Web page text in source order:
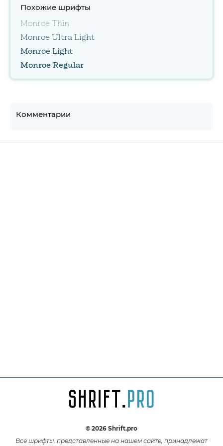
Похожие шрифты
Monroe Thin
Monroe Ultra Light
Monroe Light
Monroe Regular
Комментарии
© 2026 Shrift.pro
Все шрифты, представленные на нашем сайте, принадлежат